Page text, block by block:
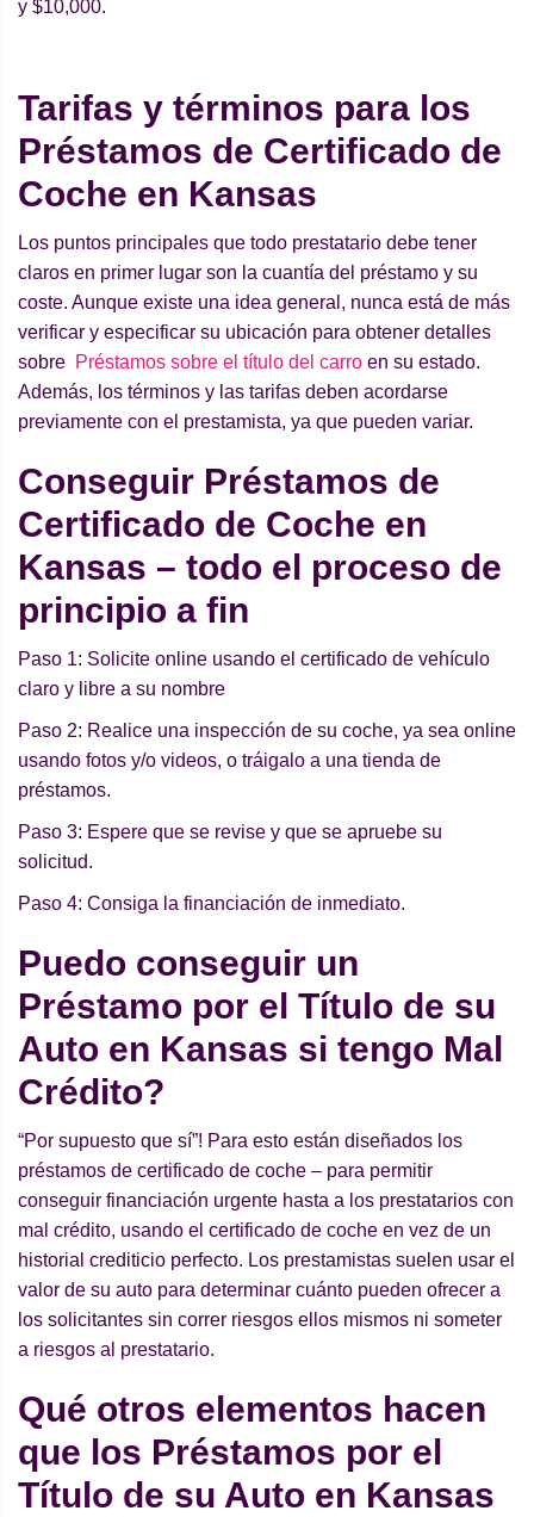
y $10,000.
Tarifas y términos para los
Préstamos de Certificado de
Coche en Kansas
Los puntos principales que todo prestatario debe tener
claros en primer lugar son la cuantía del préstamo y su
coste. Aunque existe una idea general, nunca está de más
verificar y especificar su ubicación para obtener detalles
sobre Préstamos sobre el título del carro en su estado.
Además, los términos y las tarifas deben acordarse
previamente con el prestamista, ya que pueden variar.
Conseguir Préstamos de
Certificado de Coche en
Kansas – todo el proceso de
principio a fin
Paso 1: Solicite online usando el certificado de vehículo
claro y libre a su nombre
Paso 2: Realice una inspección de su coche, ya sea online
usando fotos y/o videos, o tráigalo a una tienda de
préstamos.
Paso 3: Espere que se revise y que se apruebe su
solicitud.
Paso 4: Consiga la financiación de inmediato.
Puedo conseguir un
Préstamo por el Título de su
Auto en Kansas si tengo Mal
Crédito?
“Por supuesto que sí”! Para esto están diseñados los
préstamos de certificado de coche – para permitir
conseguir financiación urgente hasta a los prestatarios con
mal crédito, usando el certificado de coche en vez de un
historial crediticio perfecto. Los prestamistas suelen usar el
valor de su auto para determinar cuánto pueden ofrecer a
los solicitantes sin correr riesgos ellos mismos ni someter
a riesgos al prestatario.
Qué otros elementos hacen
que los Préstamos por el
Título de su Auto en Kansas